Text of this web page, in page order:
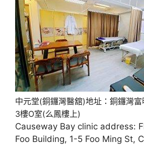
中元堂(銅鑼灣醫舘)地址：銅鑼灣
3樓O室(么鳳樓上)
Causeway Bay clinic address:
Foo Building, 1-5 Foo Ming St,